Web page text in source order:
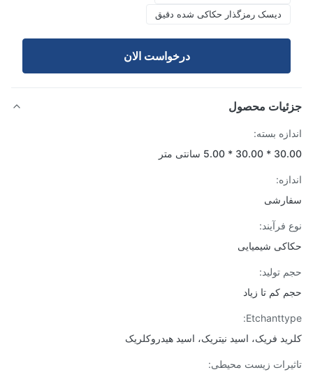
دیسک رمزگذار حکاکی شده دقیق
درخواست الان
محصول
بسته:
5.00 سانتی متر
فرآیند:
شیمیایی
تولید:
کم تا زیاد
فریک، اسید نیتریک، اسید هیدروکلریک
زیست محیطی: